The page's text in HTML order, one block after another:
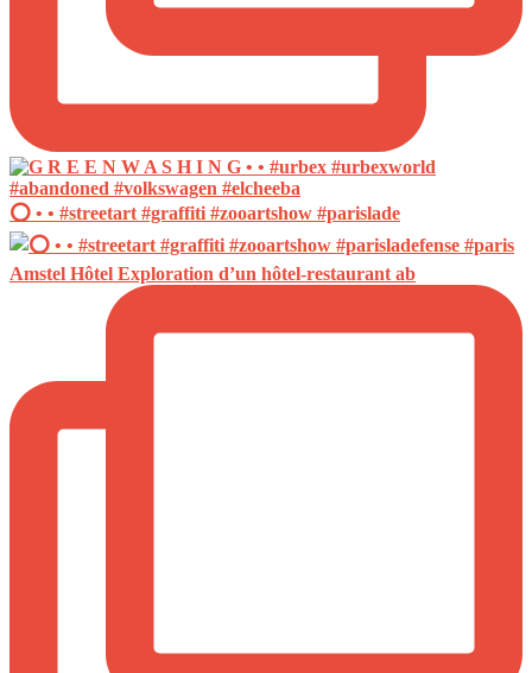
⭕️ • • #streetart #graffiti #zooartshow #parislade
Amstel Hôtel Exploration d’un hôtel-restaurant ab